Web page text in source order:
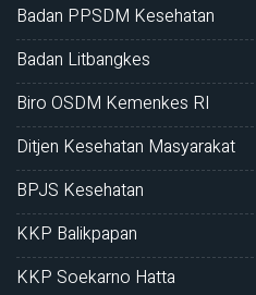
Badan PPSDM Kesehatan
Badan Litbangkes
Biro OSDM Kemenkes RI
Ditjen Kesehatan Masyarakat
BPJS Kesehatan
KKP Balikpapan
KKP Soekarno Hatta